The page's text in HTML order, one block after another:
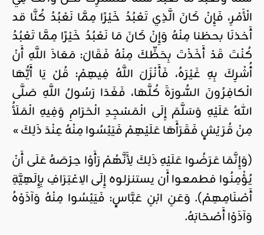
الْأَمْرِ، فَإِنْ كَانَ الَّذِي تَعْبُدُ خَيْرًا مِمَّا نَعْبُدُ كُنَّا قد
أَخذنَا بحظنا مِنْهُ وَإِنْ كَانَ مَا نَعْبُدُ خَيْرًا مِمَّا تَعْبُدُ
كُنْتَ قَدْ أَخَذْتَ بِحَظِّكَ مِنْهُ فَقَالَ: مَعَاذَ اللَّهِ أَنْ
أُشْرِكَ بِهِ غَيْرَهُ، فَأَنْزَلَ اللَّهُ فِيهِمْ: قُلْ يَا أَيُّهَا
الْكافِرُونَ السُّورَةَ كُلَّهَا، فَغَدَا رَسُولُ اللَّهِ صَلَّى
اللهُ عَلَيْهِ وَسَلَّمَ إِلَى الْمَسْجِدِ الْحَرَامِ وَفِيهِ الْمَلَأُ
مِنْ قُرَيْشٍ فَقَرَأَهَا عَلَيْهِمْ فَيَئِسُوا مِنْهُ عِنْدَ ذَلِكَ »
(وَإِنَّمَا عَرَضُوا عَلَيْهِ ذَلِكَ لِأَنَّهُمْ رَأَوْا حِرْصَهُ عَلَى أَنْ
يُؤْمِنُوا فطمعوا أَن يستنزلوه إِلَى الِاعْتِرَافِ بِإِلَهِيَّةِ
أَصْنَامِهِمْ). وَعَنِ ابْنِ عَبَّاسٍ: فَيَئِسُوا مِنْهُ وَآذَوْهُ
وَآذَوْا أَصْحَابَهُ.